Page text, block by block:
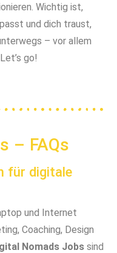
Wichtig ist,
und dich traust,
– vor allem
go!
– FAQs
für digitale
und Internet
Coaching, Design
Nomads Jobs sind